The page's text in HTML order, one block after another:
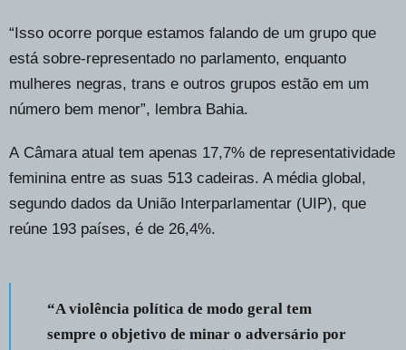
“Isso ocorre porque estamos falando de um grupo que
está sobre-representado no parlamento, enquanto
mulheres negras, trans e outros grupos estão em um
número bem menor”, lembra Bahia.
A Câmara atual tem apenas 17,7% de representatividade
feminina entre as suas 513 cadeiras. A média global,
segundo dados da União Interparlamentar (UIP), que
reúne 193 países, é de 26,4%.
“A violência política de modo geral tem
sempre o objetivo de minar o adversário por